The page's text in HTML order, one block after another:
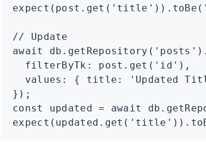
expect ( post .get ( 'title' )) .toBe (
// Update
await
db .getRepository ( 'posts' )
  filterByTk
: post .get ( 'id' ) ,
  values
: { title : 'Updated
});
const
updated = await db
expect ( updated .get ( 'title' ))